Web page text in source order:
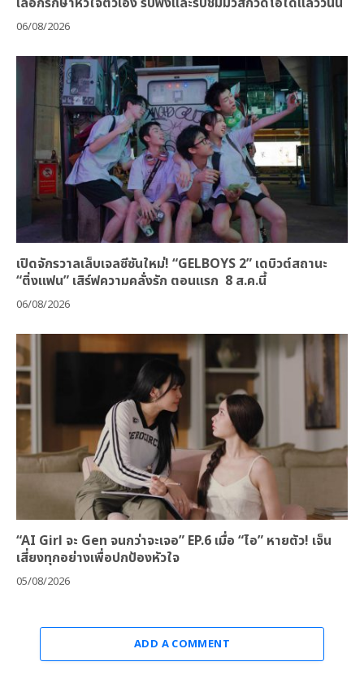
06/08/2026
เปิดจักรวาลเล็บเจลซีซันใหม่! “GELBOYS 2” เดบิวต์สถานะ
“ติ่งแฟน” เสิร์ฟความคลั่งรัก ตอนแรก 8 ส.ค.นี้
06/08/2026
“AI Girl จะ Gen จนกว่าจะเจอ” EP.6 เมื่อ “ไอ” หายตัว! เจ็น
เสี่ยงทุกอย่างเพื่อปกป้องหัวใจ
05/08/2026
ADD A COMMENT